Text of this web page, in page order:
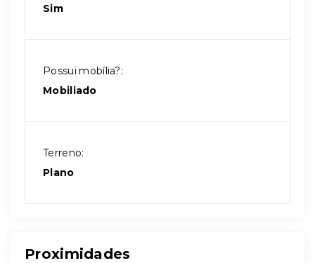
Sim
Possui mobília?:
Mobiliado
Terreno:
Plano
Proximidades